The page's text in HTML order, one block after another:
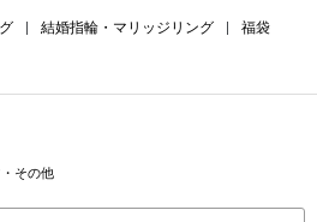
結婚指輪・マリッジリング 福袋
その他